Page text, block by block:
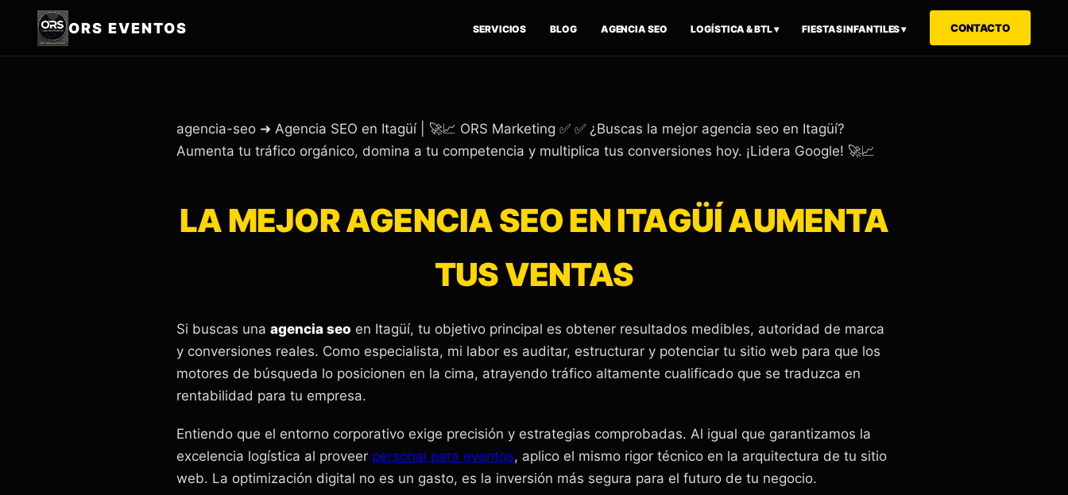
ORS EVENTOS SERVICIOS BLOG AGENCIA SEO LOGÍSTICA & BTL ▾ FIESTAS INFANTILES ▾ CONTACTO
agencia-seo ➜ Agencia SEO en Itagüí | 🚀📈 ORS Marketing ✅ ✅ ¿Buscas la mejor agencia seo en Itagüí?
Aumenta tu tráfico orgánico, domina a tu competencia y multiplica tus conversiones hoy. ¡Lidera Google! 🚀📈
LA MEJOR AGENCIA SEO EN ITAGÜÍ AUMENTA
TUS VENTAS
Si buscas una agencia seo en Itagüí, tu objetivo principal es obtener resultados medibles, autoridad de marca
y conversiones reales. Como especialista, mi labor es auditar, estructurar y potenciar tu sitio web para que los
motores de búsqueda lo posicionen en la cima, atrayendo tráfico altamente cualificado que se traduzca en
rentabilidad para tu empresa.
Entiendo que el entorno corporativo exige precisión y estrategias comprobadas. Al igual que garantizamos la
excelencia logística al proveer personal para eventos, aplico el mismo rigor técnico en la arquitectura de tu sitio
web. La optimización digital no es un gasto, es la inversión más segura para el futuro de tu negocio.